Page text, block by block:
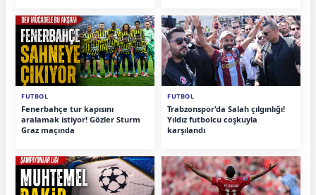
FUTBOL
Fenerbahçe tur kapısını
aralamak istiyor! Gözler Sturm
Graz maçında
FUTBOL
Trabzonspor'da Salah çılgınlığı!
Yıldız futbolcu coşkuyla
karşılandı